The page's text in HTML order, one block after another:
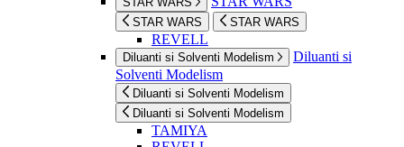
STAR WARS STAR WARS
REVELL
Diluanti si Solventi Modelism
Diluanti si
Solventi Modelism
Diluanti si Solventi Modelism
Diluanti si Solventi Modelism
TAMIYA